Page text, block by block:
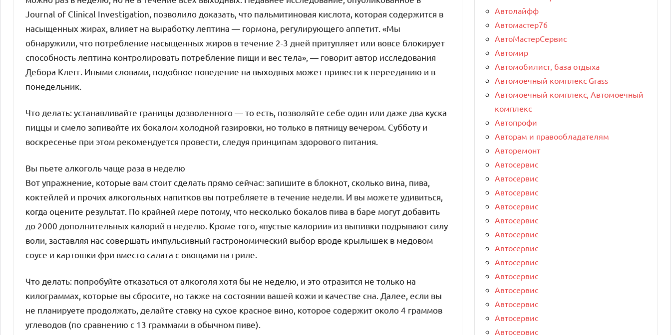
Journal of Clinical Investigation, позволило доказать, что пальмитиновая кислота, которая содержится в
насыщенных жирах, влияет на выработку лептина — гормона, регулирующего аппетит. «Мы
обнаружили, что потребление насыщенных жиров в течение 2-3 дней притупляет или вовсе блокирует
способность лептина контролировать потребление пищи и вес тела», — говорит автор исследования
Дебора Клегг. Иными словами, подобное поведение на выходных может привести к перееданию и в
понедельник.
Что делать: устанавливайте границы дозволенного — то есть, позволяйте себе один или даже два куска
пиццы и смело запивайте их бокалом холодной газировки, но только в пятницу вечером. Субботу и
воскресенье при этом рекомендуется провести, следуя принципам здорового питания.
Вы пьете алкоголь чаще раза в неделю
Вот упражнение, которые вам стоит сделать прямо сейчас: запишите в блокнот, сколько вина, пива,
коктейлей и прочих алкогольных напитков вы потребляете в течение недели. И вы можете удивиться,
когда оцените результат. По крайней мере потому, что несколько бокалов пива в баре могут добавить
до 2000 дополнительных калорий в неделю. Кроме того, «пустые калории» из выпивки подрывают силу
воли, заставляя нас совершать импульсивный гастрономический выбор вроде крылышек в медовом
соусе и картошки фри вместо салата с овощами на гриле.
Что делать: попробуйте отказаться от алкоголя хотя бы не неделю, и это отразится не только на
килограммах, которые вы сбросите, но также на состоянии вашей кожи и качестве сна. Далее, если вы
не планируете продолжать, делайте ставку на сухое красное вино, которое содержит около 4 граммов
углеводов (по сравнению с 13 граммами в обычном пиве).
Автолайфф
Автомастер76
АвтоМастерСервис
Автомир
Автомобилист, база отдыха
Автомоечный комплекс Grass
Автомоечный комплекс, Автомоечный
комплекс
Автопрофи
Авторам и правообладателям
Авторемонт
Автосервис
Автосервис
Автосервис
Автосервис
Автосервис
Автосервис
Автосервис
Автосервис
Автосервис
Автосервис
Автосервис
Автосервис
Автосервис